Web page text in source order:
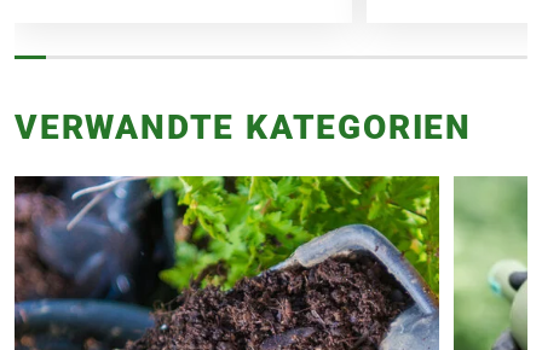
VERWANDTE KATEGORIEN